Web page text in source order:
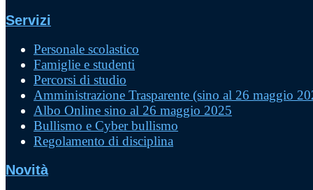
Servizi
Personale scolastico
Famiglie e studenti
Percorsi di studio
Amministrazione Trasparente (sino al 26 maggio
Albo Online sino al 26 maggio 2025
Bullismo e Cyber bullismo
Regolamento di disciplina
Novità